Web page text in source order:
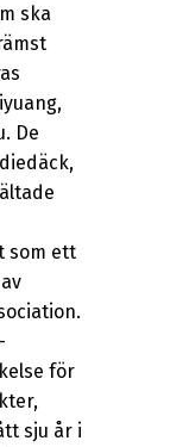
ska
De
som ett
för
sju år i